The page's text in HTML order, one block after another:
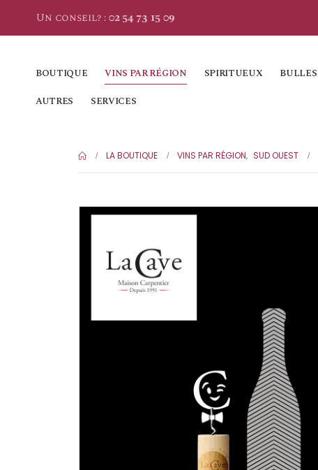
Un conseil? : 02 54 73 15 09
BOUTIQUE VINS PAR RÉGION SPIRITUEUX
BULLES
AUTRES
SERVICES
LA BOUTIQUE VINS PAR RÉGION, SUD OUEST